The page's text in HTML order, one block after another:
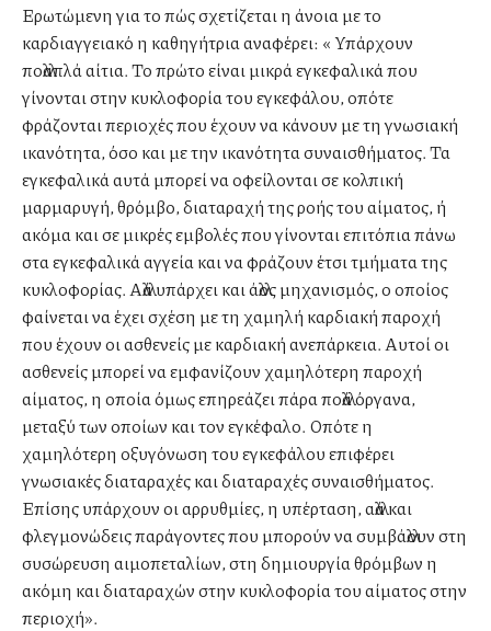
Ερωτώμενη για το πώς σχετίζεται η άνοια με το
καρδιαγγειακό η καθηγήτρια αναφέρει: « Υπάρχουν
πολλαπλά αίτια. Το πρώτο είναι μικρά εγκεφαλικά που
γίνονται στην κυκλοφορία του εγκεφάλου, οπότε
φράζονται περιοχές που έχουν να κάνουν με τη γνωσιακή
ικανότητα, όσο και με την ικανότητα συναισθήματος. Τα
εγκεφαλικά αυτά μπορεί να οφείλονται σε κολπική
μαρμαρυγή, θρόμβο, διαταραχή της ροής του αίματος, ή
ακόμα και σε μικρές εμβολές που γίνονται επιτόπια πάνω
στα εγκεφαλικά αγγεία και να φράζουν έτσι τμήματα της
κυκλοφορίας. Αλλά υπάρχει και άλλος μηχανισμός, ο οποίος
φαίνεται να έχει σχέση με τη χαμηλή καρδιακή παροχή
που έχουν οι ασθενείς με καρδιακή ανεπάρκεια. Αυτοί οι
ασθενείς μπορεί να εμφανίζουν χαμηλότερη παροχή
αίματος, η οποία όμως επηρεάζει πάρα πολλά όργανα,
μεταξύ των οποίων και τον εγκέφαλο. Οπότε η
χαμηλότερη οξυγόνωση του εγκεφάλου επιφέρει
γνωσιακές διαταραχές και διαταραχές συναισθήματος.
Επίσης υπάρχουν οι αρρυθμίες, η υπέρταση, αλλά και
φλεγμονώδεις παράγοντες που μπορούν να συμβάλλουν στη
συσώρευση αιμοπεταλίων, στη δημιουργία θρόμβων η
ακόμη και διαταραχών στην κυκλοφορία του αίματος στην
περιοχή».